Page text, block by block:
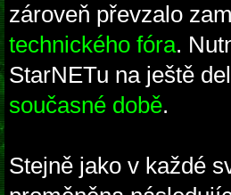
zároveň převzalo
technického fóra.
StarNETu na ještě
současné době.
Stejně jako v každé